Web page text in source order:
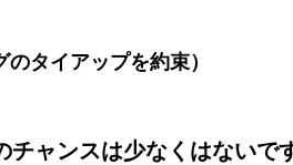
タイアップを約束）
ャンスは少なくはないで